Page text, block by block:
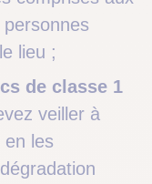
lieu ;
de classe 1
veiller à
en les